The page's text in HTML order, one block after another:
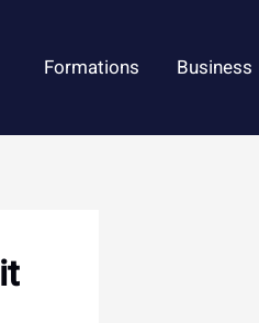
Formations Business